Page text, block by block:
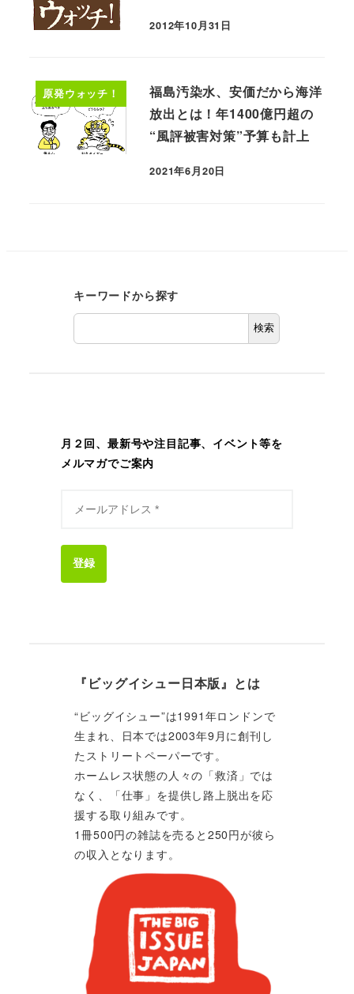
2012年10月31日
原発ウォッチ！
福島汚染水、安価だから海洋
放出とは！年1400億円超の
“風評被害対策”予算も計上
2021年6月20日
キーワードから探す
検索
月２回、最新号や注目記事、イベント等を
メルマガでご案内
登録
『ビッグイシュー日本版』とは
“ビッグイシュー”は1991年ロンドンで
生まれ、日本では2003年9月に創刊し
たストリートペーパーです。
ホームレス状態の人々の「救済」では
なく、「仕事」を提供し路上脱出を応
援する取り組みです。
1冊500円の雑誌を売ると250円が彼ら
の収入となります。